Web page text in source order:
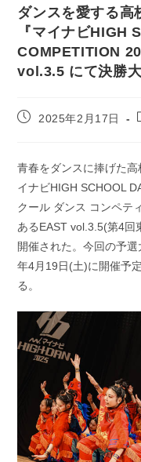
ダンスを愛する高
『マイナビHIGH
COMPETITION
vol.3.5 にて決勝
投
開
日:
2025年2月17日
青春をダンスに捧げた
イナビHIGH SCHOOL
クール ダンス コンペテ
あるEAST vol.3.5(第4回
開催された。今回の予
年4月19日(土)に開催予
る。